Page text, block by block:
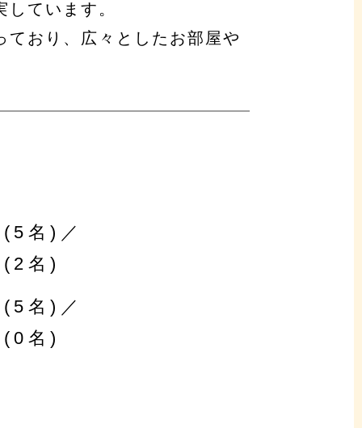
ています。
おり、広々としたお部屋や
名)／
名)
名)／
名)